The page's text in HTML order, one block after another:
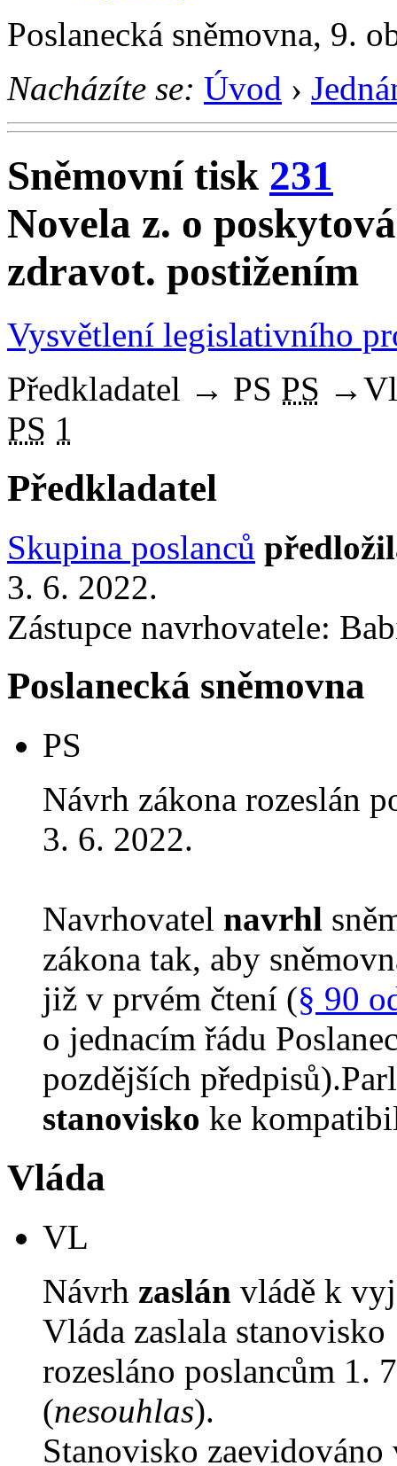
Poslanecká sněmovna, 9.
Nacházíte se: Úvod ›
Sněmovní tisk 231
Novela z. o
zdravot. postižením
Vysvětlení legislativního
Předkladatel → PS PS →
PS 1
Předkladatel
Skupina poslanců
3. 6. 2022.
Zástupce navrhovatele:
Poslanecká sněmovna
PS
Návrh zákona rozeslán
3. 6. 2022.
Navrhovatel navrhl
zákona tak, aby
již v prvém čtení (§ 90
o jednacím řádu
pozdějších
stanovisko ke
Vláda
VL
Návrh zaslán vládě k
Vláda zaslala
rozesláno poslancům 1.
(nesouhlas).
Stanovisko